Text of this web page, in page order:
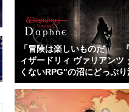
「冒険は楽しいものだ」 ─
ィザードリィ ヴァリアンツ
くないRPG"の沼にどっぷ